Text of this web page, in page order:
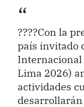
????Con la
país invitado
Internacional
Lima 2026)
actividades